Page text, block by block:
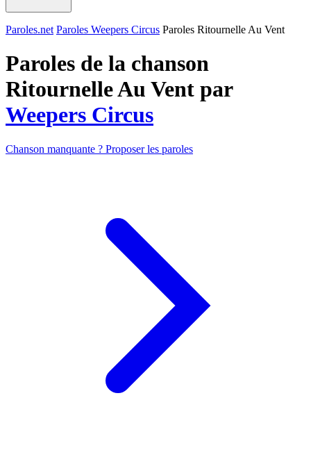
Paroles.net Paroles Weepers Circus Paroles Ritournelle Au Vent
Paroles de la chanson
Ritournelle Au Vent par
Weepers Circus
Chanson manquante ? Proposer les paroles